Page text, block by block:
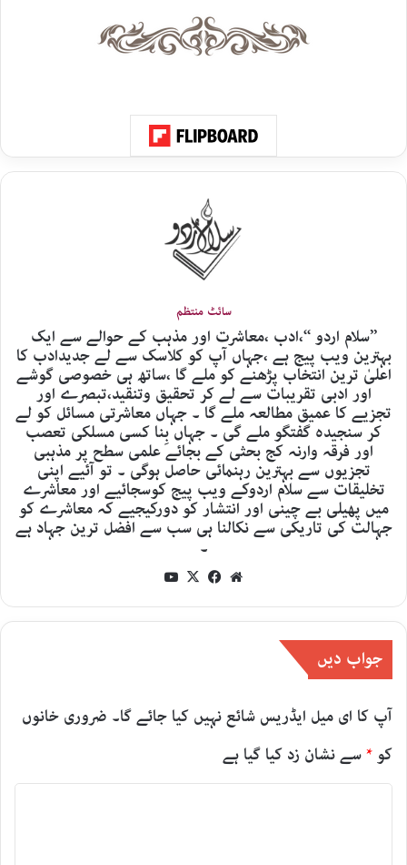
سائٹ منتظم
’’سلام اردو ‘‘،ادب ،معاشرت اور مذہب کے حوالے سے ایک
بہترین ویب پیج ہے ،جہاں آپ کو کلاسک سے لے جدیدادب کا
اعلیٰ ترین انتخاب پڑھنے کو ملے گا ،ساتھ ہی خصوصی گوشے
اور ادبی تقریبات سے لے کر تحقیق وتنقید،تبصرے اور
تجزیے کا عمیق مطالعہ ملے گا ۔ جہاں معاشرتی مسائل کو لے
کر سنجیدہ گفتگو ملے گی ۔ جہاں بِنا کسی مسلکی تعصب
اور فرقہ وارنہ کج بحثی کے بجائے علمی سطح پر مذہبی
تجزیوں سے بہترین رہنمائی حاصل ہوگی ۔ تو آئیے اپنی
تخلیقات سے سلام اردوکے ویب پیج کوسجائیے اور معاشرے
میں پھیلی بے چینی اور انتشار کو دورکیجیے کہ معاشرے کو
جہالت کی تاریکی سے نکالنا ہی سب سے افضل ترین جہاد ہے
۔
Website
Facebook
X
جواب دیں
آپ کا ای میل ایڈریس شائع نہیں کیا جائے گا۔ ضروری خانوں
کو *سے نشان زد کیا گیا ہے